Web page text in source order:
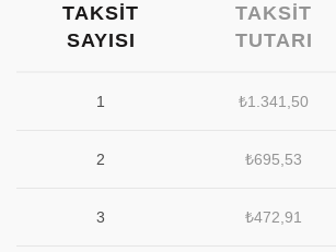
TAKSIT
SAYISI
TAKSIT
TUTARI
1 ₺1.341,50
2 ₺695,53
3 ₺472,91